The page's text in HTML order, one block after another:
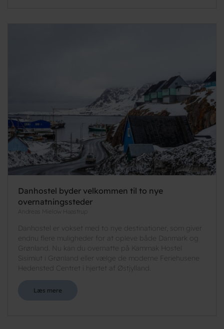
Danhostel byder velkommen til to nye
overnatningssteder
Andreas Mielow Haastrup
Danhostel er vokset med to nye destinationer, som giver
endnu flere muligheder for at opleve både Danmark og
Grønland. Nu kan du overnatte på Kammak Hostel
Sisimiut i Grønland eller vælge de moderne Feriehusene
Hedensted Centret i hjertet af Østjylland.
Læs mere